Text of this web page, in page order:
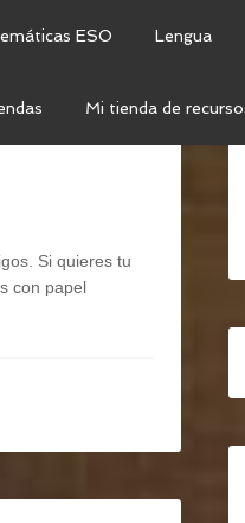
ESO Lengua
Mi tienda de
Si quieres tu
con papel